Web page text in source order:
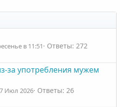
в 11:51
Ответы: 272
за употребления мужем
Июл 2026 Ответы: 26